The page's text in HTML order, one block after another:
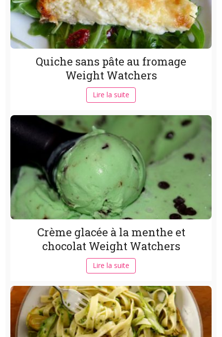
Quiche sans pâte au fromage
Weight Watchers
Lire la suite
Crème glacée à la menthe et
chocolat Weight Watchers
Lire la suite